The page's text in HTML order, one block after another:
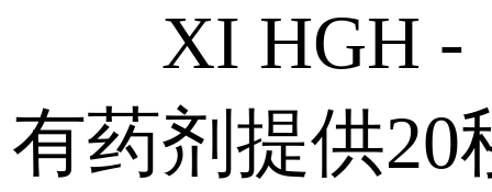
XI HGH
有药剂提供20